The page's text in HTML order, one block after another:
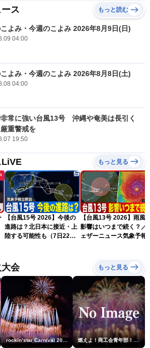
ス もっと読む
よみ・今週のこよみ 2026年8月9日(日)
04:00
よみ・今週のこよみ 2026年8月8日(土)
04:00
常に強い台風13号 沖縄や奄美は長引く
重警戒を
19:50
LiVE もっと見る
【台風15号 2026】今後の
進路は？北日本に接近・上
陸する可能性も（7日22時
【台風13号 2026】雨風
影響はいつまで続く？／
ェザーニュース気象予報
会 もっと見る
rockin’star Carnival 2026 燃えよ！商工会青年部！！第23回こうのす花火大会